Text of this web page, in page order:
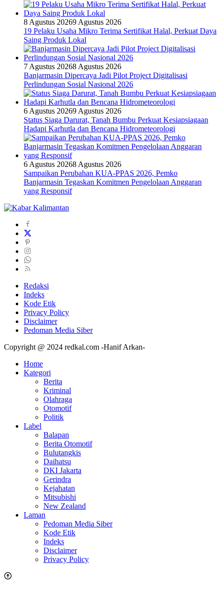
8 Agustus 20269 Agustus 2026
19 Pelaku Usaha Mikro Terima Sertifikat Halal, Perkuat Daya
Saing Produk Lokal
7 Agustus 20268 Agustus 2026
Banjarmasin Dipercaya Jadi Pilot Project Digitalisasi
Perlindungan Sosial Nasional 2026
6 Agustus 20269 Agustus 2026
Status Siaga Darurat, Tanah Bumbu Perkuat Kesiapsiagaan
Hadapi Karhutla dan Bencana Hidrometeorologi
6 Agustus 20268 Agustus 2026
Sampaikan Perubahan KUA-PPAS 2026, Pemko
Banjarmasin Tegaskan Komitmen Pengelolaan Anggaran
yang Responsif
Redaksi
Indeks
Kode Etik
Privacy Policy
Disclaimer
Pedoman Media Siber
Copyright @ 2024 redkal.com -Hanif Arkan-
Home
Kategori
Berita
Kriminal
Olahraga
Otomotif
Politik
Label
Balapan
Berita Otomotif
Bulutangkis
Daihatsu
DKI Jakarta
Gerindra
Kejahatan
Mitsubishi
New Zealand
Laman
Pedoman Media Siber
Kode Etik
Indeks
Disclaimer
Privacy Policy